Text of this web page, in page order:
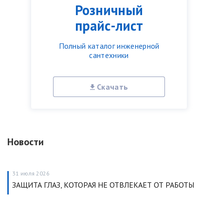
Розничный
прайс-лист
Полный каталог инженерной
сантехники
Скачать
Новости
31 июля 2026
ЗАЩИТА ГЛАЗ, КОТОРАЯ НЕ ОТВЛЕКАЕТ ОТ РАБОТЫ